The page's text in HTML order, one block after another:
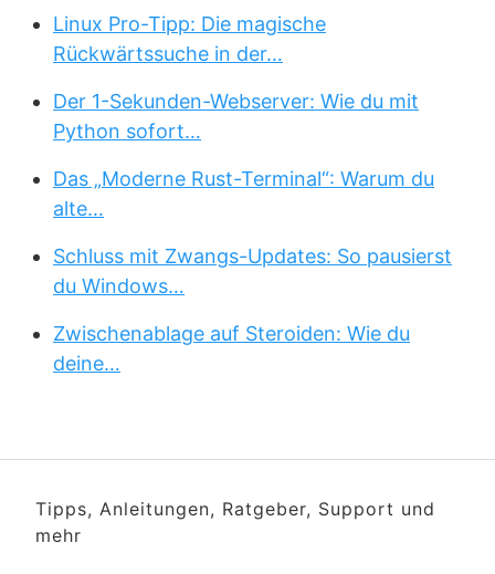
Linux Pro-Tipp: Die magische
Rückwärtssuche in der…
Der 1-Sekunden-Webserver: Wie du mit
Python sofort…
Das „Moderne Rust-Terminal“: Warum du
alte…
Schluss mit Zwangs-Updates: So pausierst
du Windows…
Zwischenablage auf Steroiden: Wie du
deine…
Tipps, Anleitungen, Ratgeber, Support und
mehr